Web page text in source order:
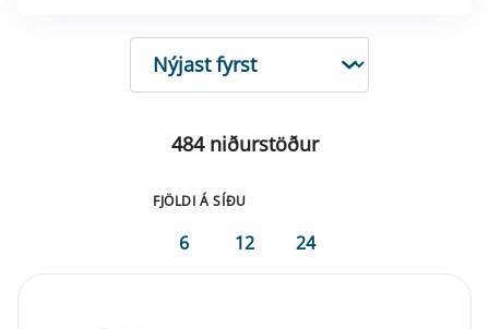
RÖÐUN
484 niðurstöður
FJÖLDI Á SÍÐU
6 12 24